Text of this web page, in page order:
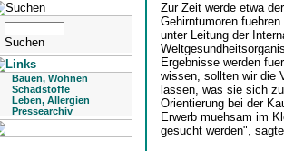
Bauen, Wohnen
Schadstoffe
Leben, Allergien
Pressearchiv
Zur Zeit werde etwa
Gehirntumoren
unter Leitung der
Ergebnisse werden
wissen, sollten wir die
lassen, was sie sich
Orientierung bei der
Erwerb muehsam im
gesucht werden",